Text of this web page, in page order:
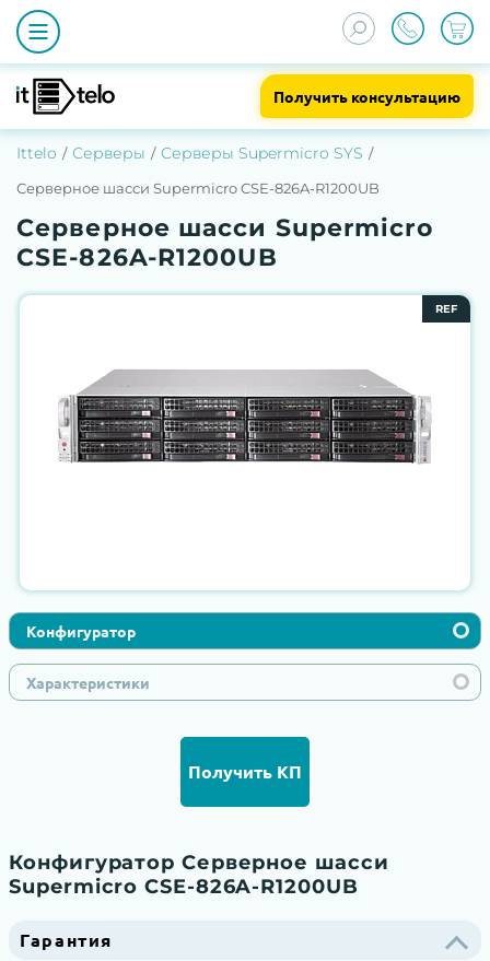
Получить консультацию
Ittelo Серверы Серверы Supermicro SYS
Серверное шасси Supermicro CSE-826A-R1200UB
Серверное шасси Supermicro
CSE-826A-R1200UB
REF
Конфигуратор
Характеристики
Получить КП
Конфигуратор Серверное шасси
Supermicro CSE-826A-R1200UB
Гарантия